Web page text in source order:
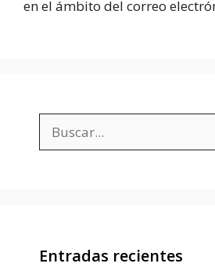
en el ámbito del correo
Entradas recientes